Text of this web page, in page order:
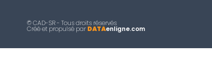
© CAD-SR - Tous droits réservés
Créé et propulsé par DATAenligne.com